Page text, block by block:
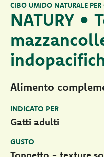
NATURY •
CIBO UMIDO NATURALE PER
Alimento
INDICATO PER
Gatti adulti
GUSTO